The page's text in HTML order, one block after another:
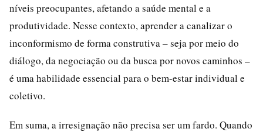
níveis preocupantes, afetando a saúde mental e a
produtividade. Nesse contexto, aprender a canalizar o
inconformismo de forma construtiva – seja por meio do
diálogo, da negociação ou da busca por novos caminhos –
é uma habilidade essencial para o bem-estar individual e
coletivo.
Em suma, a irresignação não precisa ser um fardo. Quando